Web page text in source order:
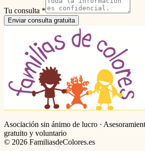
Tu consulta *
Enviar consulta gratuita
Asociación sin ánimo de lucro ·
gratuito y voluntario
© 2026 FamiliasdeColores.es